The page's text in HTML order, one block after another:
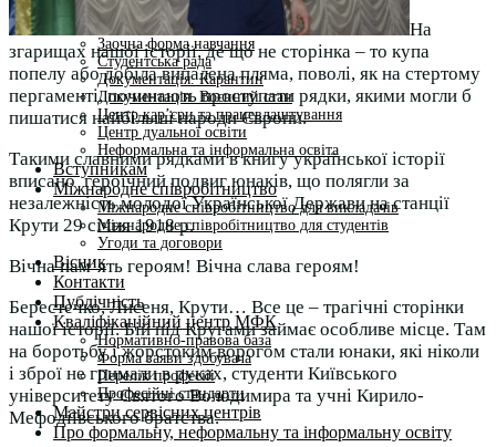
Студентам
Денна форма навчання
Заочна форма навчання
Студентська рада
Документація. Карантин
Документація. Воєнний стан
Центр кар’єри та працевлаштування
Центр дуальної освіти
Неформальна та інформальна освіта
Вступникам
Міжнародне співробітництво
Міжнародне співробітництво для викладачів
Міжнародне співробітництво для студентів
Угоди та договори
Вісник
Контакти
Публічність
Кваліфікаційний центр МФК
Нормативно-правова база
Форма заяви здобувача
Перелік професій
Професійні стандарти
Майстри сервісних центрів
Про формальну, неформальну та інформальну освіту
На
згарищах нашої історії, де що не сторінка – то купа
попелу або добіла випалена пляма, поволі, як на стертому
пергаменті, починають проступати рядки, якими могли б
пишатися найбільші народи Європи.
Такими славними рядками в книгу української історії
вписано героїчний подвиг юнаків, що полягли за
незалежність молодої Української Держави на станції
Крути 29 січня 1918 р.
Вічна пам’ять героям! Вічна слава героям!
Берестечко, Лисеня, Крути… Все це – трагічні сторінки
нашої історії. Бій під Кругами займає особливе місце. Там
на боротьбу і жорстоким ворогом стали юнаки, які ніколи
і зброї не гримали в руках, студенти Київського
університету Святого Володимира та учні Кирило-
Мефодіївського братства.